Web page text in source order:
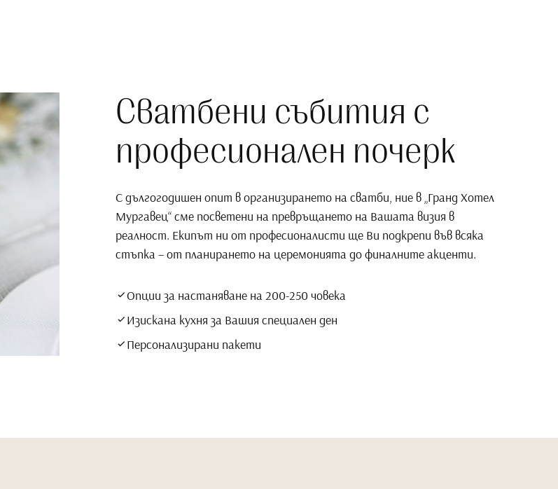
Сватбени събития с
професионален почерк
С дългогодишен опит в организирането на сватби, ние в „Гранд Хотел
Мургавец“ сме посветени на превръщането на Вашата визия в
реалност. Екипът ни от професионалисти ще Ви подкрепи във всяка
стъпка – от планирането на церемонията до финалните акценти.
Опции за настаняване на 200-250 човека
Изискана кухня за Вашия специален ден
Персонализирани пакети